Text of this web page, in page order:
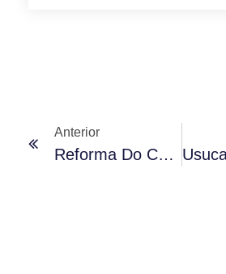
Anterior
Reforma Do Código Civil E A Herança Digital